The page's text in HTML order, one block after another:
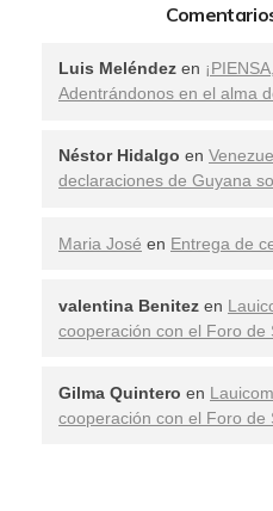
Luis Meléndez en
Adentrándonos en el alma
Néstor Hidalgo en
declaraciones de Guyana
Maria José en Entrega de
valentina Benitez en
cooperación con el Foro de
Gilma Quintero en
cooperación con el Foro de